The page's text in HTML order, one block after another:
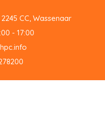
CC, Wassenaar
- 17:00